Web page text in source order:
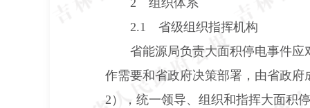
2 组织体系
2.1 省级组织指挥机构
省能源局负责大面积停电事件
作需要和省政府决策部署，由省政
2 ），统一领导、组织和指挥大面积